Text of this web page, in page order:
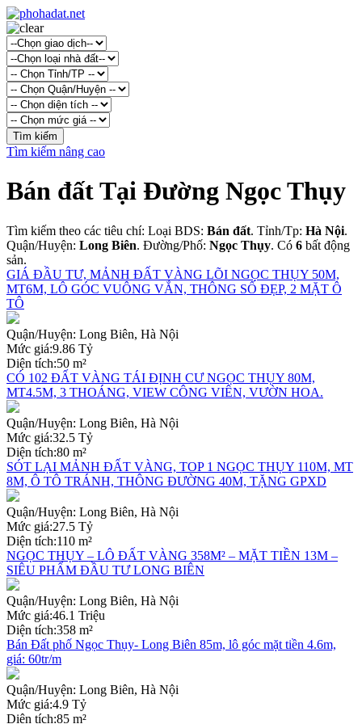
Tìm kiếm nâng cao
Bán đất Tại Đường Ngọc Thụy
Tìm kiếm theo các tiêu chí: Loại BDS: Bán đất. Tỉnh/Tp: Hà Nội.
Quận/Huyện: Long Biên. Đường/Phố: Ngọc Thụy. Có 6 bất động
sản.
GIÁ ĐẦU TƯ, MẢNH ĐẤT VÀNG LÕI NGỌC THỤY 50M,
MT6M, LÔ GÓC VUÔNG VẮN, THÔNG SỐ ĐẸP, 2 MẶT Ô
TÔ
Quận/Huyện: Long Biên, Hà Nội
Mức giá:9.86 Tỷ
Diện tích:50 m²
CÓ 102 ĐẤT VÀNG TÁI ĐỊNH CƯ NGỌC THỤY 80M,
MT4.5M, 3 THOÁNG, VIEW CÔNG VIÊN, VƯỜN HOA.
Quận/Huyện: Long Biên, Hà Nội
Mức giá:32.5 Tỷ
Diện tích:80 m²
SÓT LẠI MẢNH ĐẤT VÀNG, TOP 1 NGỌC THỤY 110M, MT
8M, Ô TÔ TRÁNH, THÔNG ĐƯỜNG 40M, TẶNG GPXD
Quận/Huyện: Long Biên, Hà Nội
Mức giá:27.5 Tỷ
Diện tích:110 m²
NGỌC THỤY – LÔ ĐẤT VÀNG 358M² – MẶT TIỀN 13M –
SIÊU PHẨM ĐẦU TƯ LONG BIÊN
Quận/Huyện: Long Biên, Hà Nội
Mức giá:46.1 Triệu
Diện tích:358 m²
Bán Đất phố Ngọc Thụy- Long Biên 85m, lô góc mặt tiền 4.6m,
giá: 60tr/m
Quận/Huyện: Long Biên, Hà Nội
Mức giá:4.9 Tỷ
Diện tích:85 m²